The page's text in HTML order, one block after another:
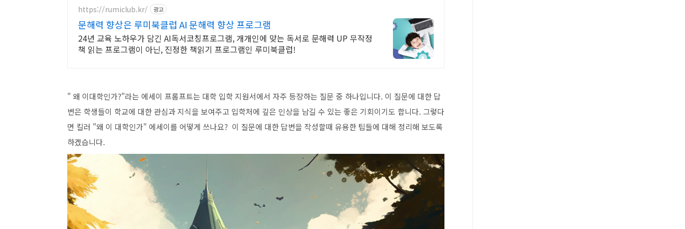
https://rumiclub.kr/ 광고
문해력 향상은 루미북클럽 AI 문해력 향상 프로그램
24년 교육 노하우가 담긴 AI독서코칭프로그램, 개개인에 맞는 독서로 문해력 UP 무작정
책 읽는 프로그램이 아닌, 진정한 책읽기 프로그램인 루미북클럽!
" 왜 이대학인가?"라는 에세이 프롬프트는 대학 입학 지원서에서 자주 등장하는 질문 중 하나입니다. 이 질문에 대한 답
변은 학생들이 학교에 대한 관심과 지식을 보여주고 입학처에 깊은 인상을 남길 수 있는 좋은 기회이기도 합니다. 그렇다
면 킬러 "왜 이 대학인가" 에세이를 어떻게 쓰나요? 이 질문에 대한 답변을 작성할때 유용한 팁들에 대해 정리해 보도록
하겠습니다.